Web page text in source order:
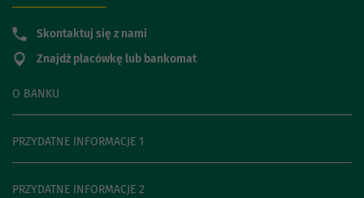
O BANKU
PRZYDATNE INFORMACJE 1
PRZYDATNE INFORMACJE 2
Skontaktuj się z nami
Znajdź placówkę lub bankomat